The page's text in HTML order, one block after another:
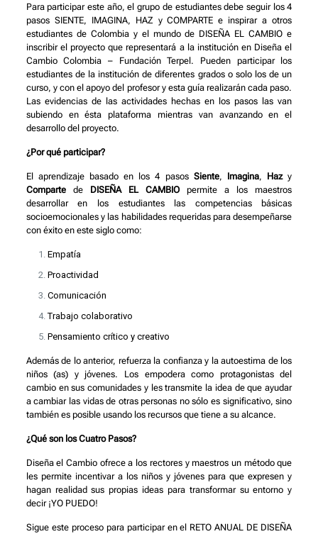
Para participar este año, el grupo de estudiantes debe seguir los 4
pasos SIENTE, IMAGINA, HAZ y COMPARTE e inspirar a otros
estudiantes de Colombia y el mundo de DISEÑA EL CAMBIO e
inscribir el proyecto que representará a la institución en Diseña el
Cambio Colombia – Fundación Terpel. Pueden participar los
estudiantes de la institución de diferentes grados o solo los de un
curso, y con el apoyo del profesor y esta guía realizarán cada paso.
Las evidencias de las actividades hechas en los pasos las van
subiendo en ésta plataforma mientras van avanzando en el
desarrollo del proyecto.
¿Por qué participar?
El aprendizaje basado en los 4 pasos Siente, Imagina, Hazy
Compartede DISEÑA EL CAMBIO permite a los maestros
desarrollar en los estudiantes las competencias básicas
socioemocionales y las habilidades requeridas para desempeñarse
con éxito en este siglo como:
Empatía
Proactividad
Comunicación
Trabajo colaborativo
Pensamiento crítico y creativo
Además de lo anterior, refuerza la confianza y la autoestima de los
niños (as) y jóvenes. Los empodera como protagonistas del
cambio en sus comunidades y les transmite la idea de que ayudar
a cambiar las vidas de otras personas no sólo es significativo, sino
también es posible usando los recursos que tiene a su alcance.
¿Qué son los Cuatro Pasos?
Diseña el Cambio ofrece a los rectores y maestros un método que
les permite incentivar a los niños y jóvenes para que expresen y
hagan realidad sus propias ideas para transformar su entorno y
decir ¡YO PUEDO!
Sigue este proceso para participar en el RETO ANUAL DE DISEÑA